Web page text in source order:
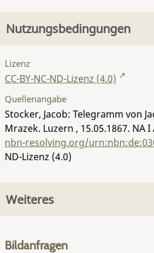
Nutzungsbedingungen
Lizenz
CC-BY-NC-ND-Lizenz (4.0)
Quellenangabe
Stocker, Jacob: Telegramm von
Mrazek. Luzern , 15.05.1867. NA I
nbn-resolving.org/
ND-Lizenz (4.0)
Weiteres
Bildanfragen